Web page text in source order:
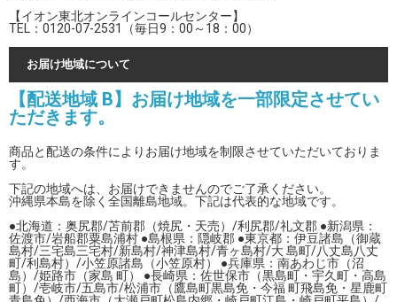
【イオン東北オンラインコールセンター】
TEL：0120-07-2531（毎日9：00～18：00）
お届け地域について
【配送地域 B】お届け地域を一部限定させてい
ただきます。
商品と配送の条件によりお届け地域を制限させていただいておりま
す。
下記の地域へは、お届けできませんのでご了承ください。
沖縄県本島を除く全国離島地域。下記は代表的な地域です。
●北海道：奥尻郡/苫前郡（焼尻・天売）/利尻郡/礼文郡 ●新潟県：
佐渡市/岩船郡粟島浦村 ●島根県：隠岐郡 ●東京都：伊豆諸島（御蔵
島村/三宅島三宅村/新島村/神津島村/青ヶ島村/大 島町/八丈島八丈
町/利島村）/小笠原諸島（小笠原村） ●兵庫県：南あわじ市（沼
島）/姫路市（家島 町） ●長崎県：佐世保市（黒島町・宇久町・高島
町）/壱岐市/五島市/松浦市（鷹島町黒島免・今福 町飛島免・星鹿町